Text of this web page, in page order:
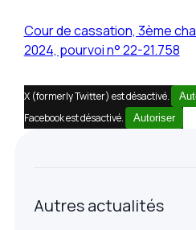
Cour de cassation, 3ème
2024, pourvoi n° 22-21.758
X (formerly Twitter) est désactivé.
Facebook est désactivé. Autoriser
Autres actualités